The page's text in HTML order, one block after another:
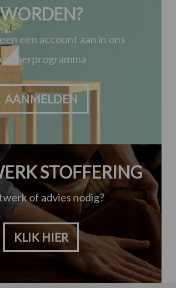
WORDEN?
een account aan in ons
AANMELDEN
STOFFERING
of advies nodig?
KLIK HIER